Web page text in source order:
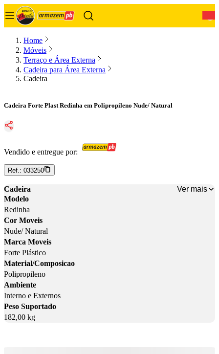
Home
Móveis
Terraço e Área Externa
Cadeira para Área Externa
Cadeira
Cadeira Forte Plast Redinha em Polipropileno Nude/ Natural
Vendido e entregue por:
Ref.: 033250
Cadeira
Ver mais
Modelo
Redinha
Cor Moveis
Nude/ Natural
Marca Moveis
Forte Plástico
Material/Composicao
Polipropileno
Ambiente
Interno e Externos
Peso Suportado
182,00 kg